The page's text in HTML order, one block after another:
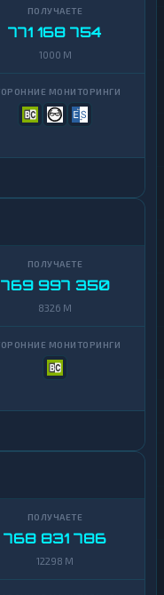
771 168 754
1000 M
769 997 350
8326 M
768 831 786
12298 M